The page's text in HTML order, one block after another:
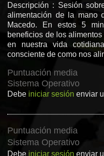
Descripción : Sesión
alimentación de la mano
Macedo. En estos 5
beneficios de los
en nuestra vida
consciente de como nos
Puntuación media
Sistema Operativo
Debe iniciar sesión enviar
Puntuación media
Sistema Operativo
Debe iniciar sesión enviar